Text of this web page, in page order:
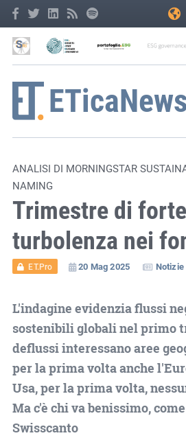
ANALISI DI MORNINGSTAR
NAMING
Trimestre di forte
turbolenza nei
ET.Pro 20 Mag 2025 Notizie
L'indagine evidenzia flussi
sostenibili globali nel primo
deflussi interessano aree
per la prima volta anche
Usa, per la prima volta,
Ma c'è chi va benissimo,
Swisscanto